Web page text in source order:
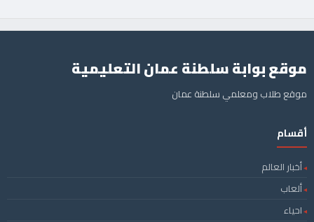
موقع بوابة سلطنة عمان التعليمية
موقع طلاب ومعلمي سلطنة عمان
أقسام
أخبار العالم
ألعاب
احياء